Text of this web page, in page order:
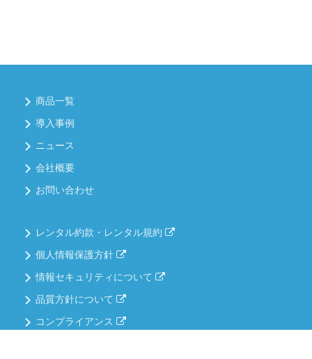
商品一覧
導入事例
ニュース
会社概要
お問い合わせ
レンタル約款・レンタル規約
個人情報保護方針
情報セキュリティについて
品質方針について
コンプライアンス